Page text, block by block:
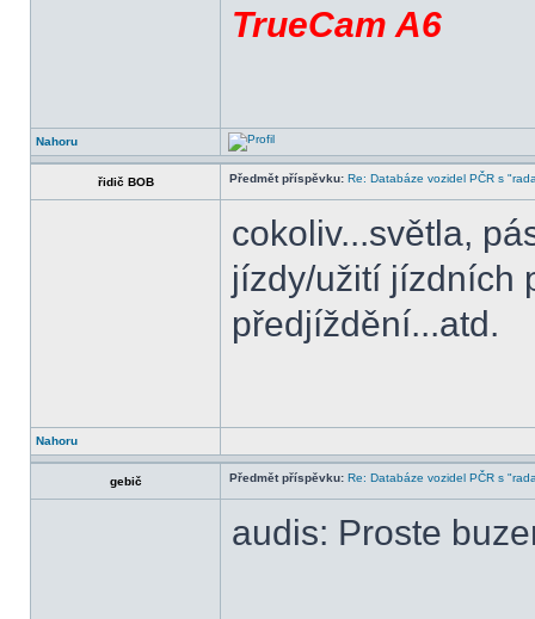
TrueCam A6
Nahoru
řidič BOB Předmět příspěvku: Re: Databáze vozidel PČR s
cokoliv...světla,
jízdy/užití jízdních
předjíždění...atd.
Nahoru
gebič Předmět příspěvku: Re: Databáze vozidel PČR s
audis: Proste